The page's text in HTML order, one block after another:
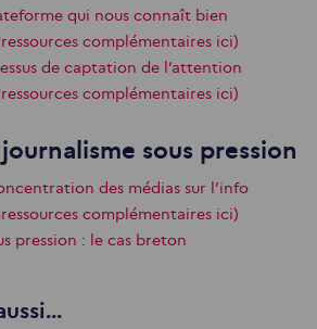
qui nous connaît bien
complémentaires ici)
de captation de l’attention
complémentaires ici)
sous pression
des médias sur l’info
complémentaires ici)
pression : le cas breton